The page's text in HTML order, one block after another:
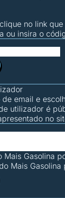
no link
ou insira o
email e
utilizador é
no
Mais Gasolina
Mais Gasolina